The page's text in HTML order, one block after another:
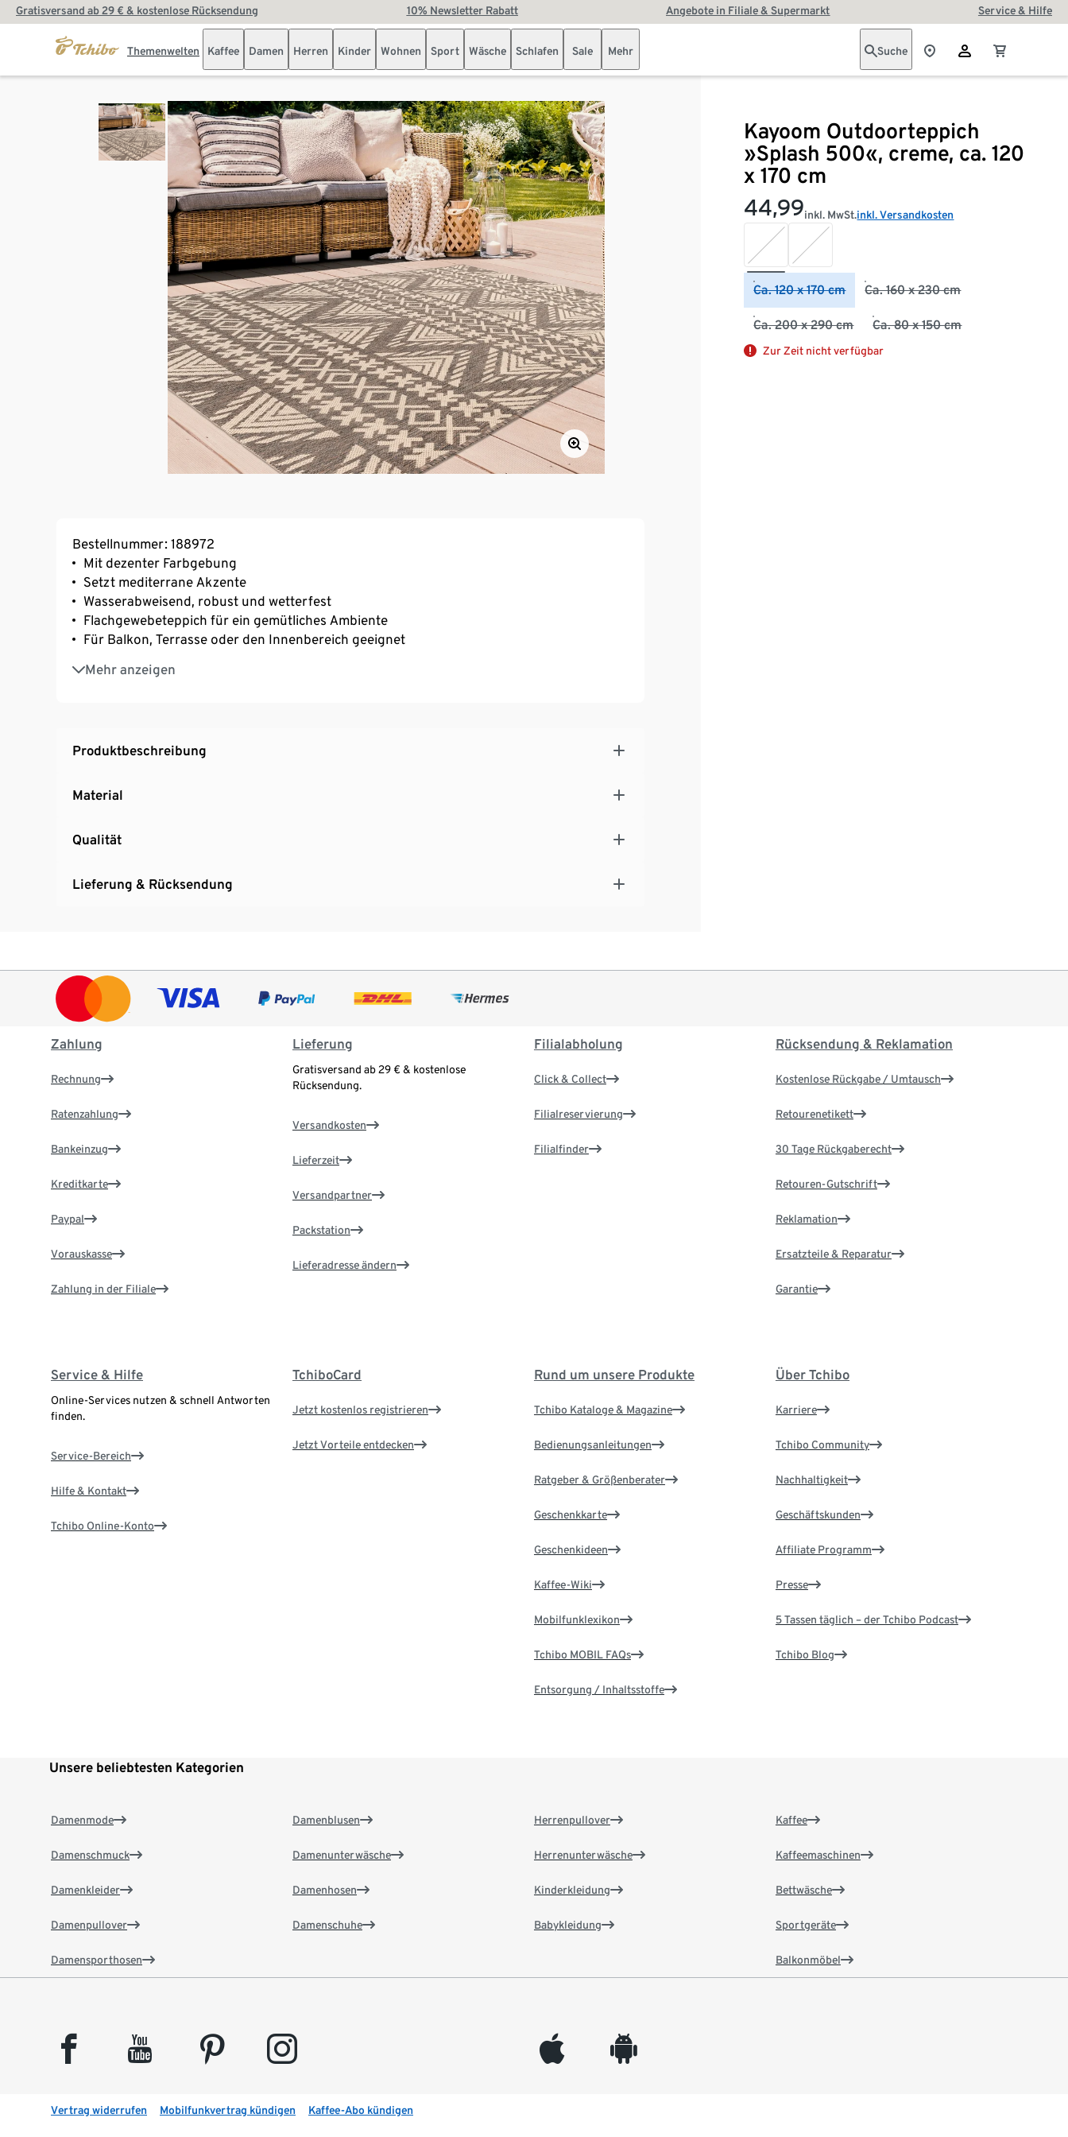
Gratisversand ab 29 € & kostenlose Rücksendung 10% Newsletter Rabatt Angebote in Filiale & Supermarkt Service & Hilfe
Themenwelten Kaffee Damen Herren Kinder Wohnen Sport Wäsche Schlafen Sale Mehr Suche
Kayoom Outdoorteppich
»Splash 500«, creme, ca. 120
x 170 cm
44,99inkl. MwSt.inkl. Versandkosten
Ca. 120 x 170 cm Ca. 160 x 230 cm
Ca. 200 x 290 cm Ca. 80 x 150 cm
Zur Zeit nicht verfügbar
Bestellnummer: 188972
Mit dezenter Farbgebung
Setzt mediterrane Akzente
Wasserabweisend, robust und wetterfest
Flachgewebeteppich für ein gemütliches Ambiente
Für Balkon, Terrasse oder den Innenbereich geeignet
Mehr anzeigen
Ein Produkt der Marke Kayoom
Produktbeschreibung
Material
Qualität
Lieferung & Rücksendung
Zahlung
Rechnung
Ratenzahlung
Bankeinzug
Kreditkarte
Paypal
Vorauskasse
Zahlung in der Filiale
Lieferung
Gratisversand ab 29 € & kostenlose
Rücksendung.
Versandkosten
Lieferzeit
Versandpartner
Packstation
Lieferadresse ändern
Filialabholung
Click & Collect
Filialreservierung
Filialfinder
Rücksendung & Reklamation
Kostenlose Rückgabe / Umtausch
Retourenetikett
30 Tage Rückgaberecht
Retouren-Gutschrift
Reklamation
Ersatzteile & Reparatur
Garantie
Service & Hilfe
Online-Services nutzen & schnell Antworten
finden.
Service-Bereich
Hilfe & Kontakt
Tchibo Online-Konto
TchiboCard
Jetzt kostenlos registrieren
Jetzt Vorteile entdecken
Rund um unsere Produkte
Tchibo Kataloge & Magazine
Bedienungsanleitungen
Ratgeber & Größenberater
Geschenkkarte
Geschenkideen
Kaffee-Wiki
Mobilfunklexikon
Tchibo MOBIL FAQs
Entsorgung / Inhaltsstoffe
Über Tchibo
Karriere
Tchibo Community
Nachhaltigkeit
Geschäftskunden
Affiliate Programm
Presse
5 Tassen täglich – der Tchibo Podcast
Tchibo Blog
Unsere beliebtesten Kategorien
Damenmode
Damenschmuck
Damenkleider
Damenpullover
Damensporthosen
Damenblusen
Damenunterwäsche
Damenhosen
Damenschuhe
Herrenpullover
Herrenunterwäsche
Kinderkleidung
Babykleidung
Kaffee
Kaffeemaschinen
Bettwäsche
Sportgeräte
Balkonmöbel
facebook youtube pinterest instagram appleinc android
Vertrag widerrufen Mobilfunkvertrag kündigen Kaffee-Abo kündigen